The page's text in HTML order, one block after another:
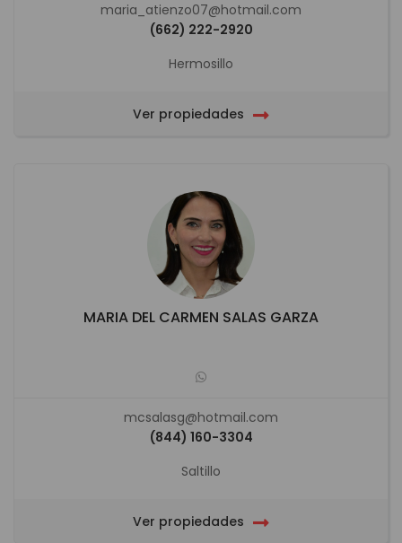
maria_atienzo07@hotmail.com
(662) 222-2920
Hermosillo
Ver propiedades
MARIA DEL CARMEN SALAS GARZA
mcsalasg@hotmail.com
(844) 160-3304
Saltillo
Ver propiedades